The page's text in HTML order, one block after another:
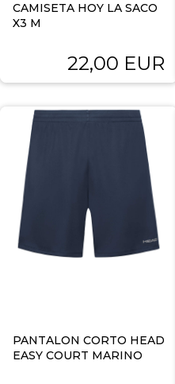
CAMISETA HOY LA SACO
X3 M
22,00 EUR
PANTALON CORTO HEAD
EASY COURT MARINO